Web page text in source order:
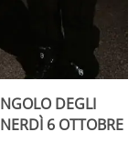
DEGLI
6 OTTOBRE